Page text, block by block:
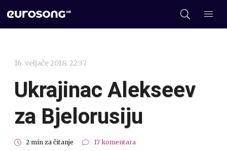
16. veljače 2018. 22:37
Ukrajinac Alekseev
za Bjelorusiju
2 min za čitanje 17 komentara